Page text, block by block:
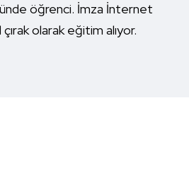
öğrenci. İmza İnternet
olarak eğitim alıyor.